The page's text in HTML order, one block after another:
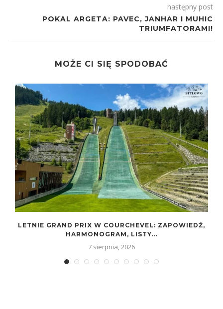
następny post
POKAL ARGETA: PAVEC, JANHAR I MUHIC
TRIUMFATORAMI!
MOŻE CI SIĘ SPODOBAĆ
LETNIE GRAND PRIX W COURCHEVEL: ZAPOWIEDŹ,
HARMONOGRAM, LISTY...
7 sierpnia, 2026